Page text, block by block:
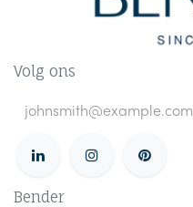
Volg ons
Bender